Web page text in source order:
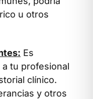
u otros
Es
tu profesional
clínico.
y otros